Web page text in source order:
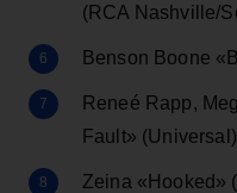
(RCA Nashville/
Benson Boone
Reneé Rapp,
Fault» (Universal)
Zeina «Hooked»